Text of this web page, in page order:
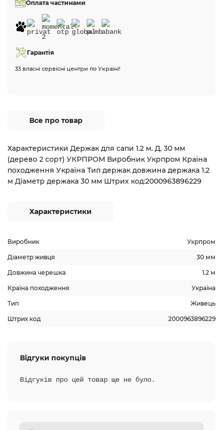
Оплата частинами
Гарантія
33 власні сервісні центри по Україні!
Все про товар
Характеристики Держак для сапи 1.2 м. Д. 30 мм
(дерево 2 сорт) УКРПРОМ Виробник Укрпром Країна
походження Україна Тип держак довжина держака 1.2
м Діаметр держака 30 мм Штрих код:2000963896229
Характеристики
Виробник Укрпром
Діаметр живця 30 мм
Довжина черешка 1.2 м
Країна походження Україна
Тип Живець
Штрих код 2000963896229
Відгуки покупців
Відгуків про цей товар ще не було.